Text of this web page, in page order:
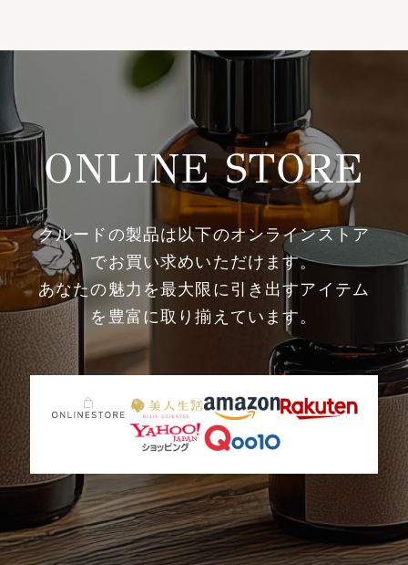
ONLINE STORE
クルードの製品は以下のオンラインストア
でお買い求めいただけます。
あなたの魅力を最大限に引き出すアイテム
を豊富に取り揃えています。